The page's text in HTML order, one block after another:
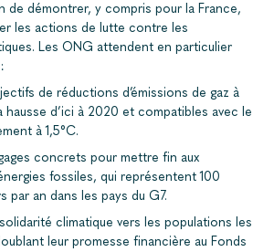
de démontrer, y compris pour la France,
les actions de lutte contre les
Les ONG attendent en particulier
de réductions d’émissions de gaz à
hausse d’ici à 2020 et compatibles avec le
à 1,5°C.
concrets pour mettre fin aux
fossiles, qui représentent 100
par an dans les pays du G7.
climatique vers les populations les
leur promesse financière au Fonds